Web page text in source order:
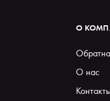
О
О нас